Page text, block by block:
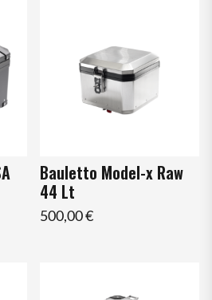
Bauletto Model-x Raw
44 Lt
500,00 €